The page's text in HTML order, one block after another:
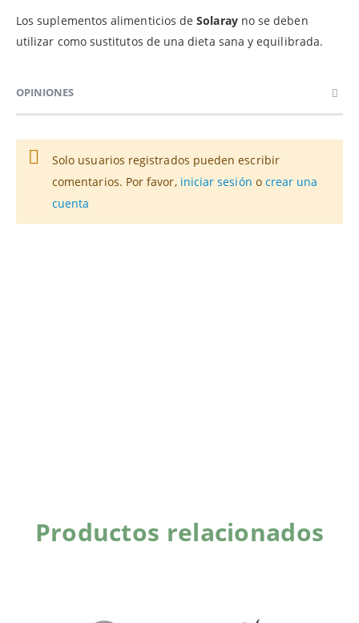
Los suplementos alimenticios deSolarayno se deben
utilizar como sustitutos de una dieta sana y equilibrada.
OPINIONES
Solo usuarios registrados pueden escribir
comentarios. Por favor, iniciar sesión o crear una
cuenta
Productos relacionados